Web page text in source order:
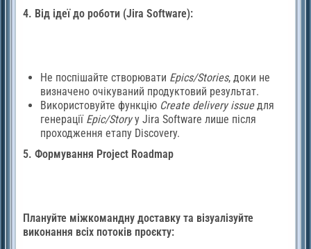
4. Від ідеї до роботи (Jira Software):
Не поспішайте створювати Epics/Stories, доки не
визначено очікуваний продуктовий результат.
Використовуйте функцію Create delivery issueдля
генерації Epic/Storyу Jira Software лише після
проходження етапу Discovery.
5. Формування Project Roadmap
Плануйте міжкомандну доставку та візуалізуйте
виконання всіх потоків проєкту: